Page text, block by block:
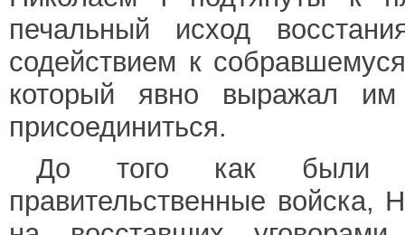
печальный исход
содействием к
который явно выражал
присоединиться.
До того как были
правительственные войска,